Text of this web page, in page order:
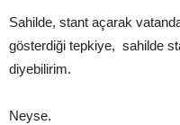
Sahilde, stant açarak
gösterdiği tepkiye, sahilde
diyebilirim.
Neyse.